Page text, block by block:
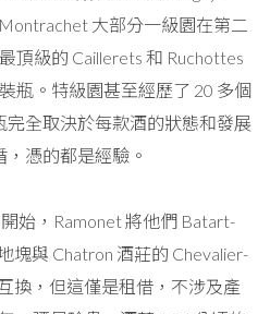
大部分一級園在第二
頂級的 Caillerets 和 Ruchottes
瓶。特級園甚至經歷了 20 多個
完全取決於每款酒的狀態和發展
憑的都是經驗。
始，Ramonet 將他們 Batart-
塊與 Chatron 酒莊的 Chevalier-
換，但這僅是租借，不涉及產